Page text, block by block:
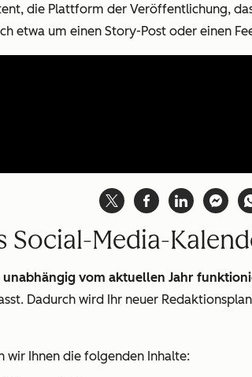
die Plattform der Veröffentlichung,
etwa um einen Story-Post oder einen
Media-
unabhängig vom aktuellen Jahr
Dadurch wird Ihr neuer
wir Ihnen die folgenden Inhalte: